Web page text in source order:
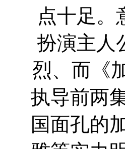
点十足。
扮演主人
烈、而《
执导前两
国面孔的